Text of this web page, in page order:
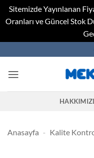
Sitemizde Yayınlanan
Oranları ve Güncel Stok
to
content
Anasayfa - Kalite